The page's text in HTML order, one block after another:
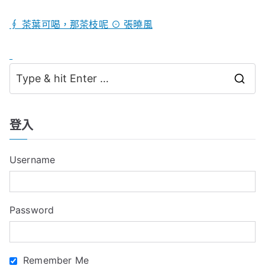
∮ 茶葉可喝，那茶枝呢 ⊙ 張曉風
h
r
登入
Username
Password
Remember Me